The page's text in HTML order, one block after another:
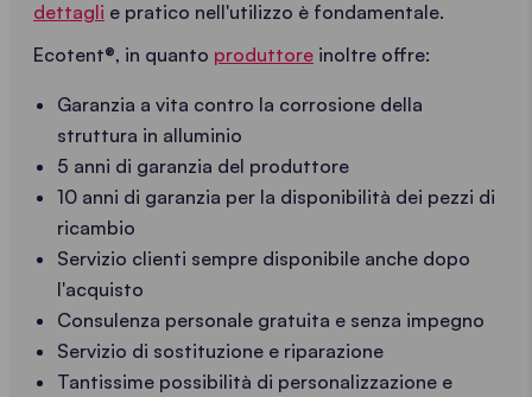
dettagli e pratico nell'utilizzo è fondamentale.
Ecotent®, in quanto produttore inoltre offre:
Garanzia a vita contro la corrosione della
struttura in alluminio
5 anni di garanzia del produttore
10 anni di garanzia per la disponibilità dei pezzi di
ricambio
Servizio clienti sempre disponibile anche dopo
l'acquisto
Consulenza personale gratuita e senza impegno
Servizio di sostituzione e riparazione
Tantissime possibilità di personalizzazione e